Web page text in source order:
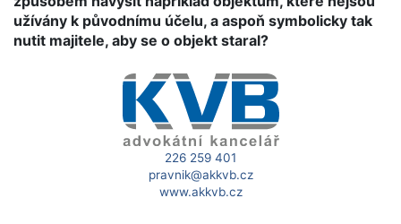
užívány k původnímu účelu, a aspoň symbolicky tak
nutit majitele, aby se o objekt staral?
226 259 401
pravnik@akkvb.cz
www.akkvb.cz